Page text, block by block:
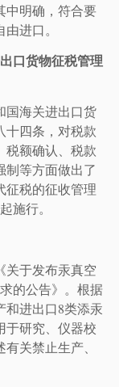
中明确，符合要
进口。
口货物征税管理
国海关进出口货
十四条，对税款
税额确认、税款
制等方面做出了
征税的征收管理
施行。
关于发布汞真空
的公告》。根据
和进出口8类添汞
于研究、仪器校
关禁止生产、